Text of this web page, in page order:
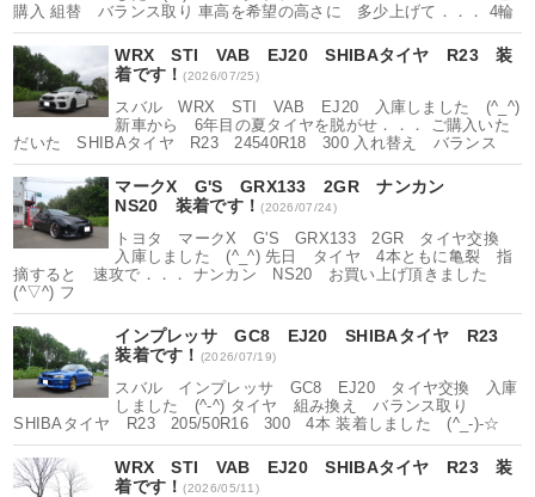
購入 組替 バランス取り 車高を希望の高さに 多少上げて．．． 4輪
WRX STI VAB EJ20 SHIBAタイヤ R23 装
着です！(2026/07/25)
スバル WRX STI VAB EJ20 入庫しました (^_^)
新車から 6年目の夏タイヤを脱がせ．．． ご購入いた
だいた SHIBAタイヤ R23 24540R18 300 入れ替え バランス
マークX G'S GRX133 2GR ナンカン
NS20 装着です！(2026/07/24)
トヨタ マークX G'S GRX133 2GR タイヤ交換
入庫しました (^_^) 先日 タイヤ 4本ともに亀裂 指
摘すると 速攻で．．． ナンカン NS20 お買い上げ頂きました
(^▽^) フ
インプレッサ GC8 EJ20 SHIBAタイヤ R23
装着です！ (2026/07/19)
スバル インプレッサ GC8 EJ20 タイヤ交換 入庫
しました (^-^) タイヤ 組み換え バランス取り
SHIBAタイヤ R23 205/50R16 300 4本 装着しました (^_-)-☆
WRX STI VAB EJ20 SHIBAタイヤ R23 装
着です！(2026/05/11)